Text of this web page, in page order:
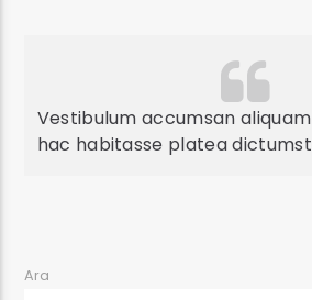
Vestibulum accumsan
hac habitasse platea
Ara